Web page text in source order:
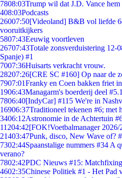
7808:03Trump wil dat J.D. Vance
408:03Podcasts
26007:50[Videoland] B&B vol liefde
vooruitkijkers
5807:43Eeuwig voortleven
26707:43Totale zonsverduistering 12-
Spanje) #1
7007:36Huisarts verkracht vrouw.
28207:26[CRE SC #160] Op naar de
7907:01Franky en Coen bakken friet
1906:43Managarm's boerderij deel #5.1
7806:40[IndyCar] #115 We're in
16906:37Traditioneel tekenen #6; met
3406:12Astronomie in de Achtertuin
11204:42[FOK!Voetbalmanager
21403:47Punk, disco, New Wave of?
7302:44Spaanstalige nummers #34 A
verano?
7802:42PDC Nieuws #15: Matchfixing
4602:35Chinese Politiek #1 - Het Pad